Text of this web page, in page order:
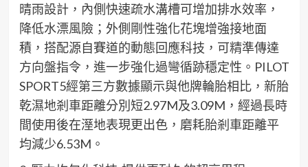
晴雨設計，內側快速疏水溝槽可增加排水效率 ，
降低水漂風險 ； 外側剛性強化花塊增強接地面
積，搭配源自賽道的動態回應科技 ， 可精準傳達
方向盤指令 ， 進一步強化過彎循跡穩定性。 PILOT
SPORT5經第三方數據顯示與他牌輪胎相比， 新胎
乾濕地剎車距離分別 短2.97M及3.09M ，經過長時
間使用後在溼地表現更出色， 磨耗胎剎車距離平
均減少6.53M 。